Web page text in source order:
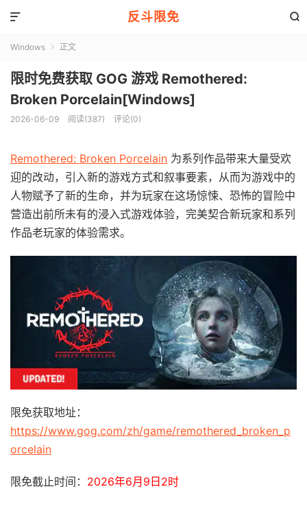
反斗限免 

Windows  正文
限时免费获取 GOG 游戏 Remothered:
Broken Porcelain[Windows]
2026-06-09 阅读(387) 评论(0)
Remothered: Broken Porcelain 为系列作品带来大量受欢
迎的改动，引入新的游戏方式和叙事要素，从而为游戏中的
人物赋予了新的生命，并为玩家在这场惊悚、恐怖的冒险中
营造出前所未有的浸入式游戏体验，完美契合新玩家和系列
作品老玩家的体验需求。
限免获取地址：
https://www.gog.com/zh/game/remothered_broken_p
orcelain
限免截止时间： 2026年6月9日2时